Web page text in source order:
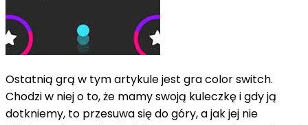
Ostatnią grą w tym artykule jest gra color switch.
Chodzi w niej o to, że mamy swoją kuleczkę i gdy ją
dotkniemy, to przesuwa się do góry, a jak jej nie